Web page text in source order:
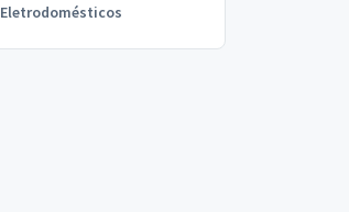
Eletrodomésticos